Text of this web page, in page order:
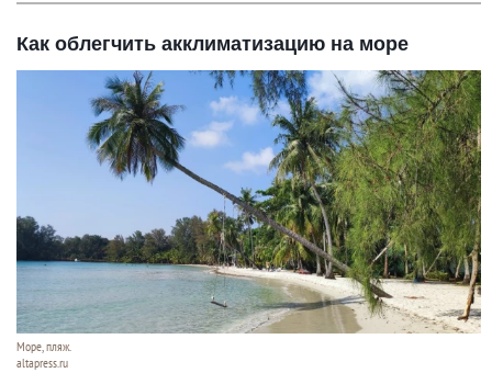
Как облегчить акклиматизацию на море
Море, пляж.
altapress.ru